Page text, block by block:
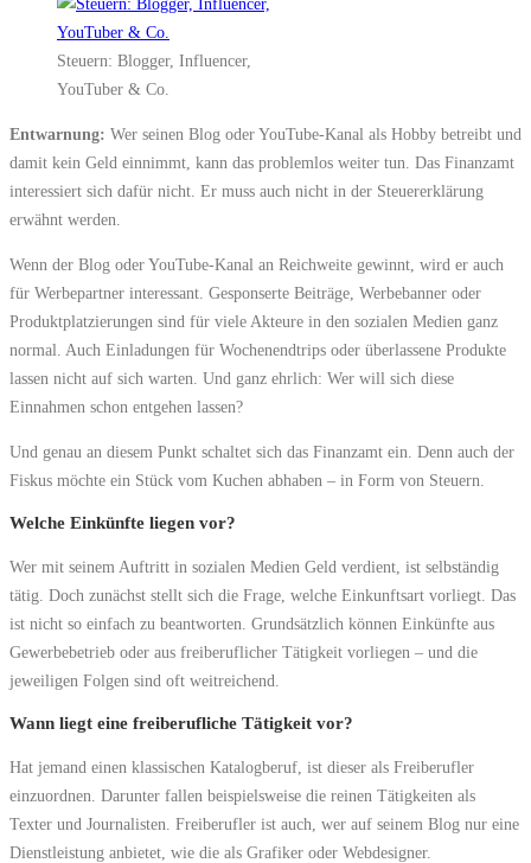
Steuern: Blogger, Influencer,
YouTuber & Co.
Entwarnung: Wer seinen Blog oder YouTube-Kanal als Hobby betreibt und
damit kein Geld einnimmt, kann das problemlos weiter tun. Das Finanzamt
interessiert sich dafür nicht. Er muss auch nicht in der Steuererklärung
erwähnt werden.
Wenn der Blog oder YouTube-Kanal an Reichweite gewinnt, wird er auch
für Werbepartner interessant. Gesponserte Beiträge, Werbebanner oder
Produktplatzierungen sind für viele Akteure in den sozialen Medien ganz
normal. Auch Einladungen für Wochenendtrips oder überlassene Produkte
lassen nicht auf sich warten. Und ganz ehrlich: Wer will sich diese
Einnahmen schon entgehen lassen?
Und genau an diesem Punkt schaltet sich das Finanzamt ein. Denn auch der
Fiskus möchte ein Stück vom Kuchen abhaben – in Form von Steuern.
Welche Einkünfte liegen vor?
Wer mit seinem Auftritt in sozialen Medien Geld verdient, ist selbständig
tätig. Doch zunächst stellt sich die Frage, welche Einkunftsart vorliegt. Das
ist nicht so einfach zu beantworten. Grundsätzlich können Einkünfte aus
Gewerbebetrieb oder aus freiberuflicher Tätigkeit vorliegen – und die
jeweiligen Folgen sind oft weitreichend.
Wann liegt eine freiberufliche Tätigkeit vor?
Hat jemand einen klassischen Katalogberuf, ist dieser als Freiberufler
einzuordnen. Darunter fallen beispielsweise die reinen Tätigkeiten als
Texter und Journalisten. Freiberufler ist auch, wer auf seinem Blog nur eine
Dienstleistung anbietet, wie die als Grafiker oder Webdesigner.